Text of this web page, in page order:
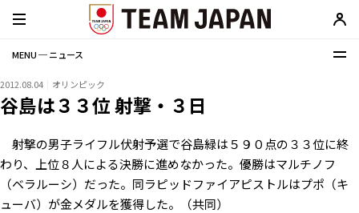
MENU ─ ニュース
2012.08.04 オリンピック
谷島は３３位 射撃・３日
射撃の男子ライフル伏射予選で谷島緑は５９０点の３３位に終
わり、上位８人による決勝に進めなかった。優勝はマルチノフ
（ベラルーシ）だった。同ラピッドファイアピストルはプポ（キ
ューバ）が金メダルを獲得した。（共同）